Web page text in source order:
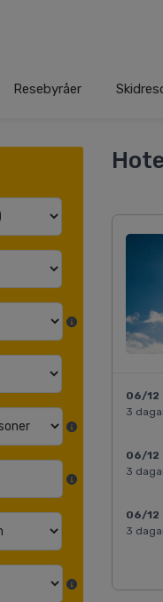
Resebyråer
06/12
3
06/12
3
06/12
3